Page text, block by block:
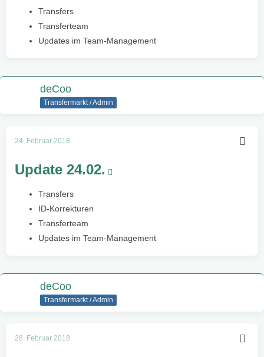
Transfers
Transferteam
Updates im Team-Management
deCoo
Transfermarkt / Admin
24. Februar 2018
Update 24.02.
Transfers
ID-Korrekturen
Transferteam
Updates im Team-Management
deCoo
Transfermarkt / Admin
28. Februar 2018